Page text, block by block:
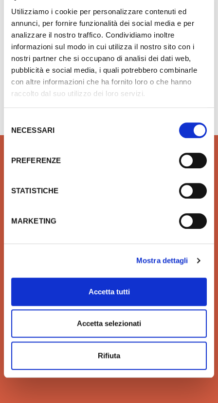
Utilizziamo i cookie per personalizzare contenuti ed
annunci, per fornire funzionalità dei social media e per
analizzare il nostro traffico. Condividiamo inoltre
informazioni sul modo in cui utilizza il nostro sito con i
nostri partner che si occupano di analisi dei dati web,
pubblicità e social media, i quali potrebbero combinarle
con altre informazioni che ha fornito loro o che hanno
raccolto dal suo utilizzo dei loro servizi.
delNECESSARI
PREFERENZE
STATISTICHE
MARKETING
Mostra dettagli
Accetta tutti
Accetta selezionati
Rifiuta
Aggiungi ai preferiti
Aggiungi
Hai bisogno di aiuto?info@rubinetteria.com
QUALITÀ
arredobagno delle migliori
SICUREZZA
tua sicurezza a Xpay. Il
sistema più sicuro per
la tua tutela.
VELOCITÀ
Velocità di consegna per
di acquisto.
GRANDI ORDINI
Siamo sempre a tua
l’elaborazione di offerte di
complesse.